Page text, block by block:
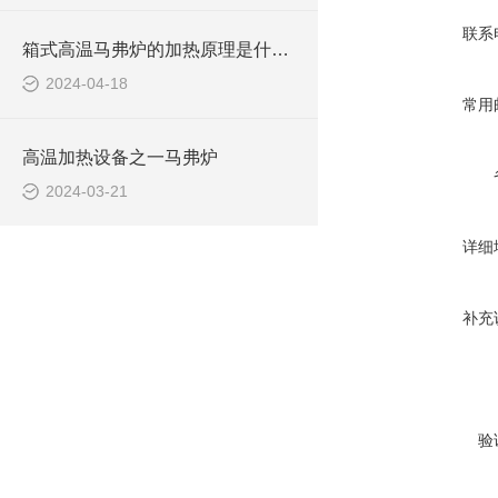
箱式高温马弗炉的加热原理是什么？
2024-04-18
高温加热设备之一马弗炉
2024-03-21
联系
常用
详细
补充
验